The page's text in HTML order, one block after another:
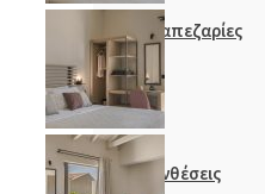
Τραπεζαρίες
Συνθέσεις